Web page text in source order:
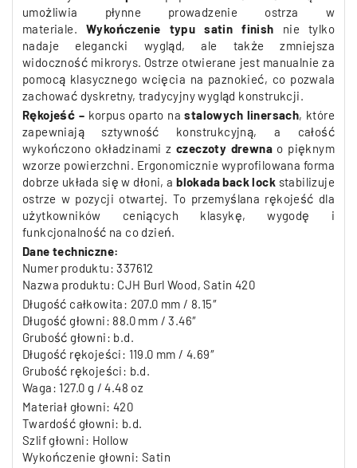
umożliwia płynne prowadzenie ostrza w
materiale.Wykończenie typu satin finish nie tylko
nadaje elegancki wygląd, ale także zmniejsza
widoczność mikrorys. Ostrze otwierane jest manualnie za
pomocą klasycznego wcięcia na paznokieć, co pozwala
zachować dyskretny, tradycyjny wygląd konstrukcji.
Rękojeść – korpus oparto nastalowych linersach, które
zapewniają sztywność konstrukcyjną, a całość
wykończono okładzinami z czeczoty drewna o pięknym
wzorze powierzchni. Ergonomicznie wyprofilowana forma
dobrze układa się w dłoni, ablokada back lock stabilizuje
ostrze w pozycji otwartej. To przemyślana rękojeść dla
użytkowników ceniących klasykę, wygodę i
funkcjonalność na co dzień.
Dane techniczne:
Numer produktu: 337612
Nazwa produktu: CJH Burl Wood, Satin 420
Długość całkowita: 207.0 mm / 8.15″
Długość głowni: 88.0 mm / 3.46″
Grubość głowni: b.d.
Długość rękojeści: 119.0 mm / 4.69″
Grubość rękojeści: b.d.
Waga: 127.0 g / 4.48 oz
Materiał głowni: 420
Twardość głowni: b.d.
Szlif głowni: Hollow
Wykończenie głowni: Satin